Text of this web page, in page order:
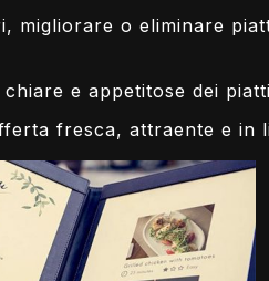
migliorare o eliminare
e appetitose dei
fresca, attraente e in